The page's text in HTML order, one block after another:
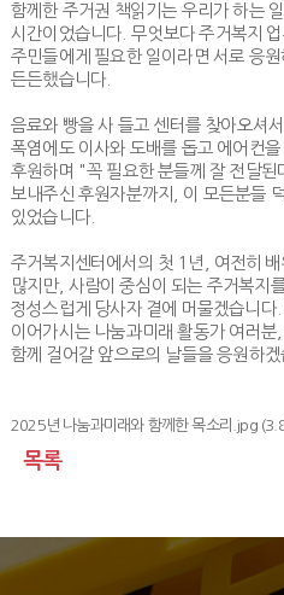
함께한 주거권 책읽기는 우리가 하는
시간이었습니다 .무엇보다 주거복지
주민들에게 필요한 일이라면 서로 응
든든했습니다
음료와 빵을 사 들고 센터를 찾아오셔
폭염에도 이사와 도배를 돕고 에어컨
후원하며 "꼭 필요한 분들께 잘 전달된
보내주신 후원자분까지
이 모든분들
있었습니다.
주거복지센터에서의 첫 1 년
여전히
많지만, 사람이 중심이 되는 주거복지
정성스럽게 당사자 곁에 머물겠습니다.
이어가시는 나눔과미래 활동가 여러분,
함께 걸어갈 앞으로의 날들을 응원하겠
2025년 나눔과미래와 함께한 목소리.jpg
목록